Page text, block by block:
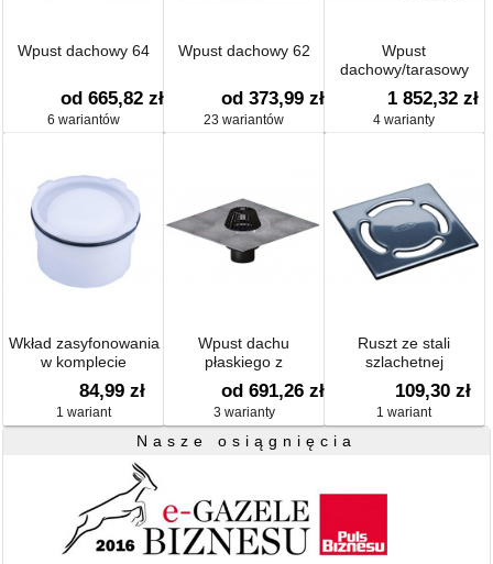
Wpust dachowy 64
od 665,82 zł
6 wariantów
Wpust dachowy 62
od 373,99 zł
23 wariantów
Wpust
dachowy/tarasowy
pionowy, kratka
ściekowa ze stali
szlachetnej, z
1 852,32 zł
4 warianty
Wkład zasyfonowania
w komplecie
84,99 zł
1 wariant
Wpust dachu
płaskiego z
przyspawanym
płaszczem
bitumicznym d 500mm
od 691,26 zł
3 warianty
Ruszt ze stali
szlachetnej
115x115mm
109,30 zł
1 wariant
Nasze osiągnięcia